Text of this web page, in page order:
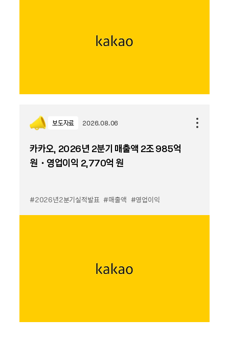
보도자료 2026.08.06
카카오, 2026년 2분기 매출액 2조 985억
원・영업이익 2,770억 원
#2026년2분기실적발표 #매출액 #영업이익